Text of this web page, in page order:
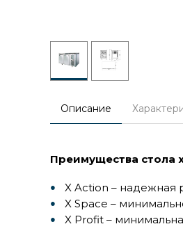
Описание
Преимущества стола
X Action – надежная
X Space –
X Profit –